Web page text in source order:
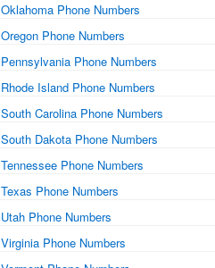
Oklahoma Phone Numbers
Oregon Phone Numbers
Pennsylvania Phone Numbers
Rhode Island Phone Numbers
South Carolina Phone Numbers
South Dakota Phone Numbers
Tennessee Phone Numbers
Texas Phone Numbers
Utah Phone Numbers
Virginia Phone Numbers